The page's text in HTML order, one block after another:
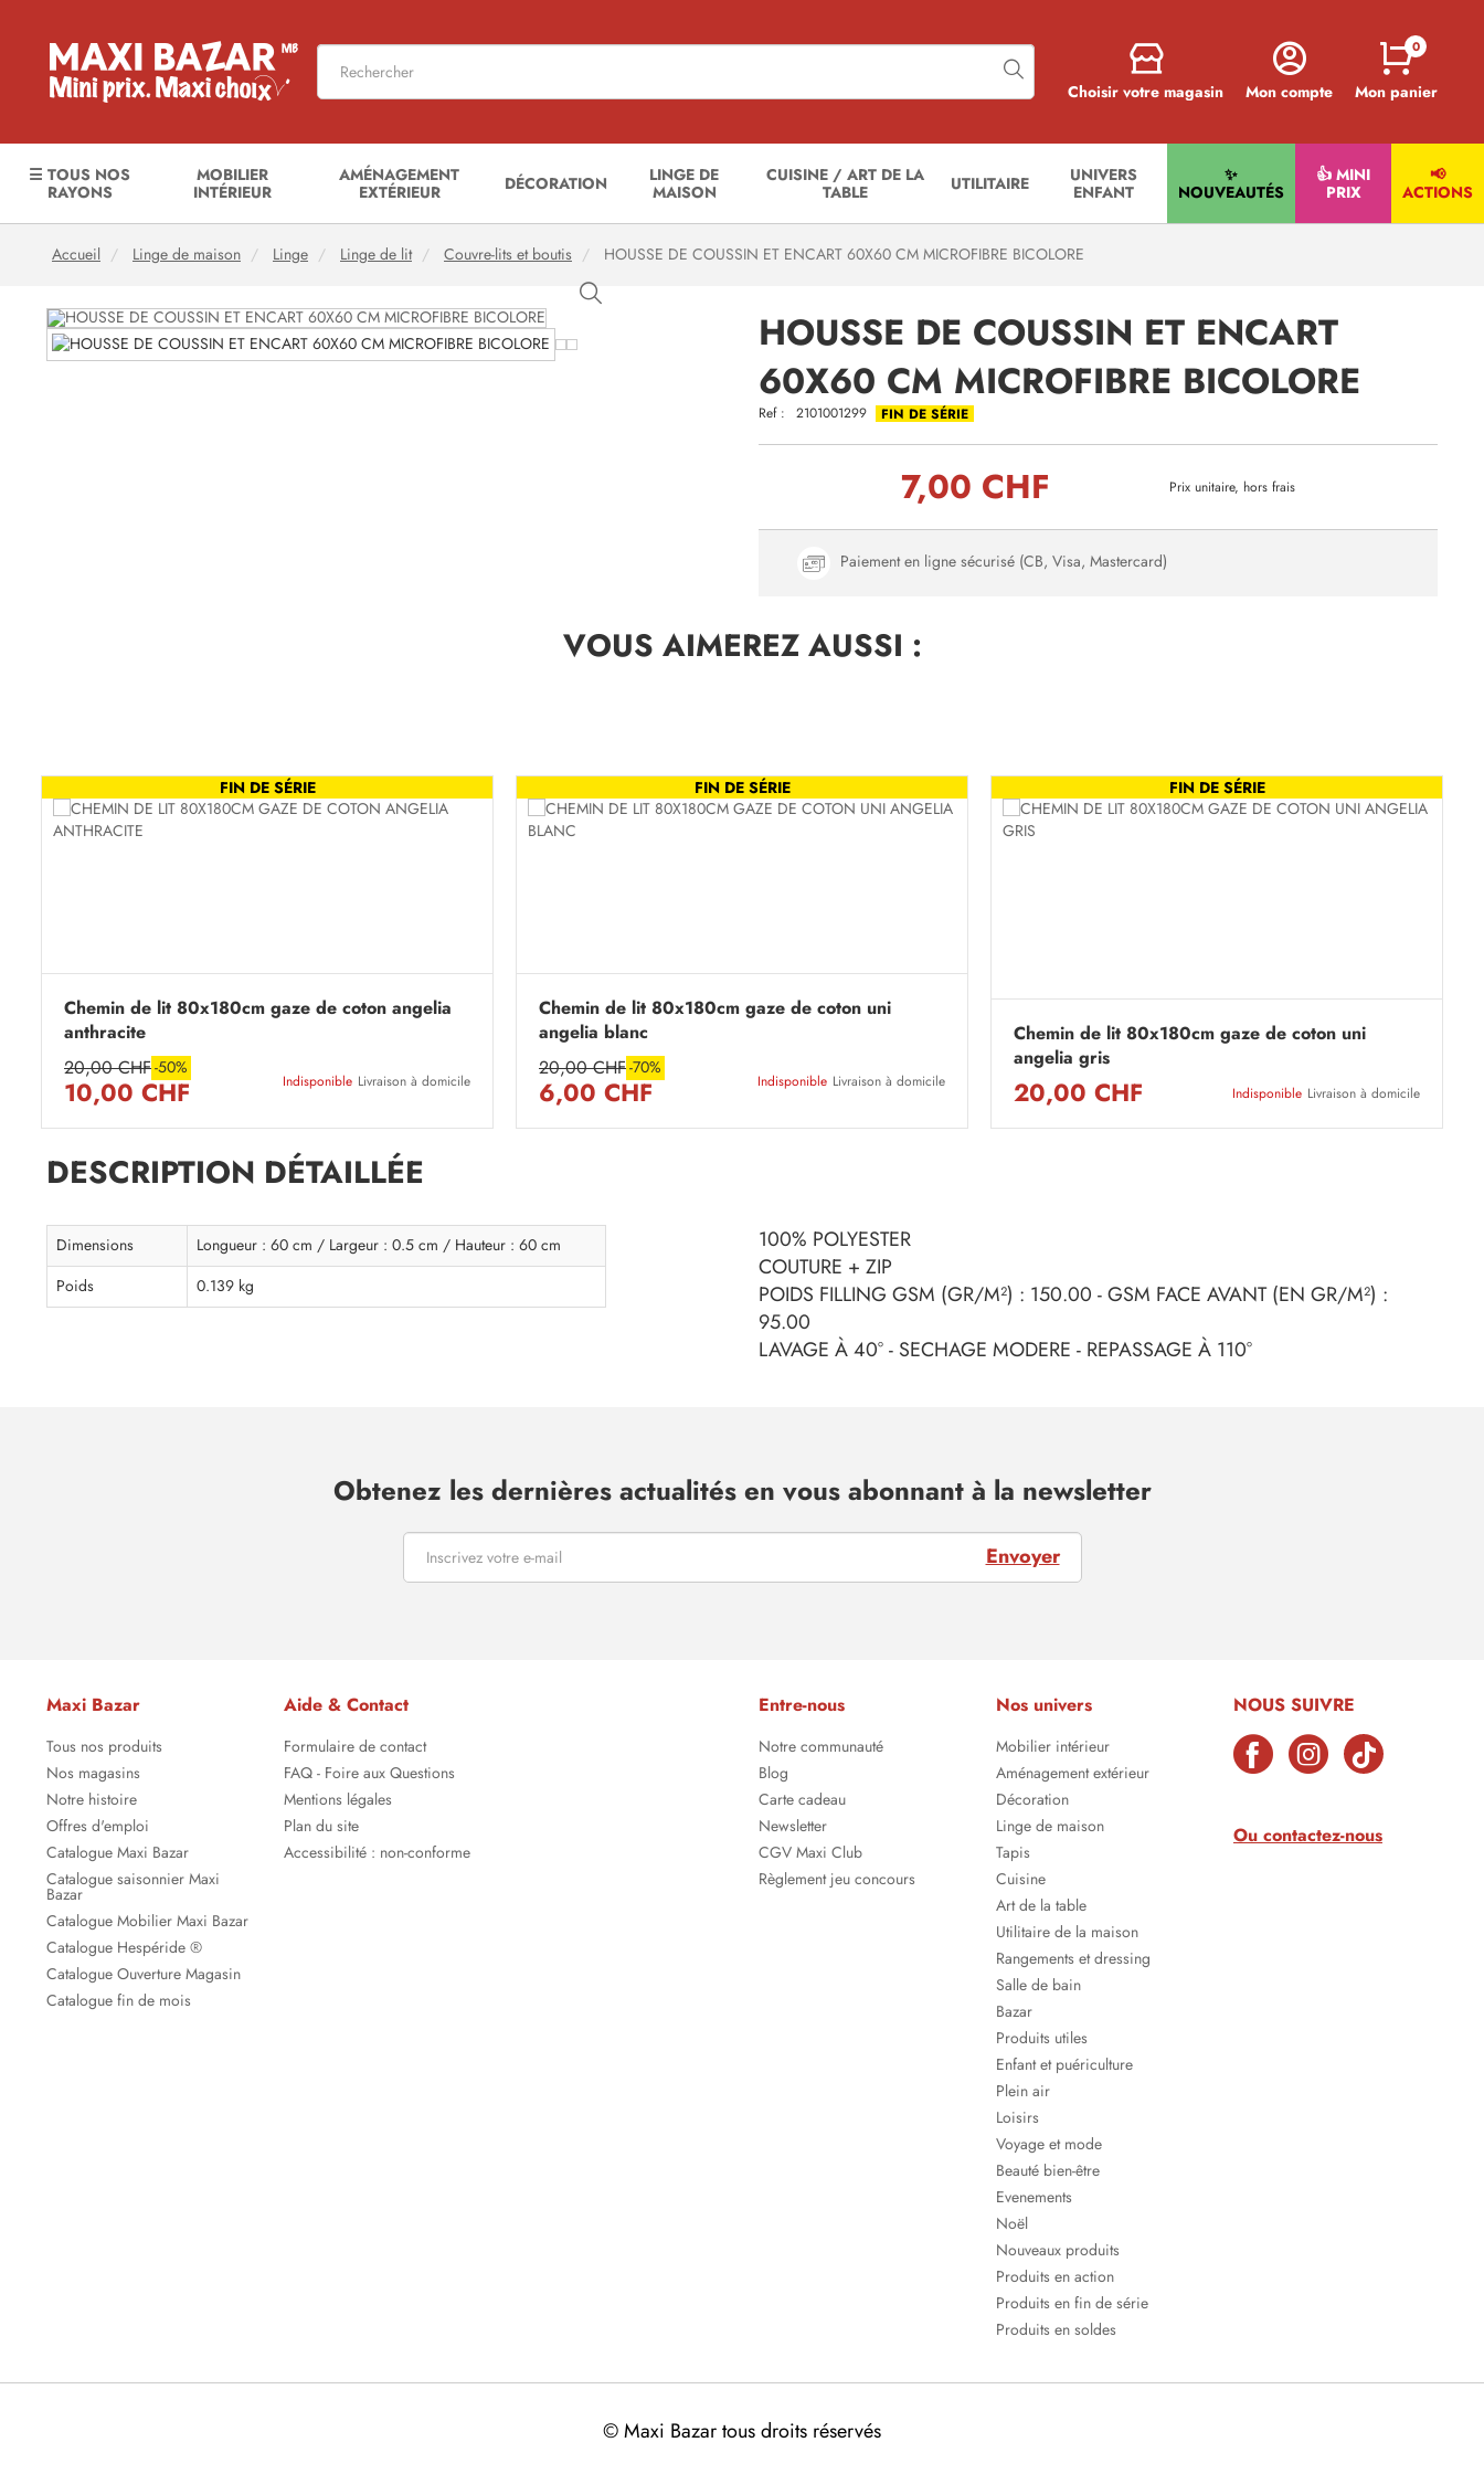
Choisir votre magasin Mon compte Mon panier
0
☰ TOUS NOS
RAYONS
MOBILIER
INTÉRIEUR
AMÉNAGEMENT
EXTÉRIEUR
DÉCORATION
LINGE DE
MAISON
CUISINE / ART DE LA
TABLE
UTILITAIRE
UNIVERS
ENFANT
✨
NOUVEAUTÉS
👍 MINI
PRIX
📢
ACTIONS
Accueil Linge de maison Linge Linge de lit Couvre-lits et boutis HOUSSE DE COUSSIN ET ENCART 60X60 CM MICROFIBRE BICOLORE
HOUSSE DE COUSSIN ET ENCART
60X60 CM MICROFIBRE BICOLORE
Ref : 2101001299 FIN DE SÉRIE
7,00 CHF Prix unitaire, hors frais
Paiement en ligne sécurisé (CB, Visa, Mastercard)
VOUS AIMEREZAUSSI :
FIN DE SÉRIE
Chemin de lit 80x180cm gaze de coton angelia
anthracite
20,00 CHF-50%
10,00 CHF Indisponible Livraison à domicile
FIN DE SÉRIE
Chemin de lit 80x180cm gaze de coton uni
angelia blanc
20,00 CHF-70%
6,00 CHF Indisponible Livraison à domicile
FIN DE SÉRIE
Chemin de lit 80x180cm gaze de coton uni
angelia gris
20,00 CHF Indisponible Livraison à domicile
DESCRIPTION DÉTAILLÉE
Dimensions
Longueur : 60 cm / Largeur : 0.5 cm / Hauteur : 60 cm
Poids
0.139 kg
100% POLYESTER
COUTURE + ZIP
POIDS FILLING GSM (GR/M²) : 150.00 - GSM FACE AVANT (EN GR/M²) :
95.00
LAVAGE À 40° - SECHAGE MODERE - REPASSAGE À 110°
Obtenez les dernières actualités en vous abonnant à la newsletter
Envoyer
Maxi Bazar
Tous nos produits
Nos magasins
Notre histoire
Offres d'emploi
Catalogue Maxi Bazar
Catalogue saisonnier Maxi
Bazar
Catalogue Mobilier Maxi Bazar
Catalogue Hespéride ®
Catalogue Ouverture Magasin
Catalogue fin de mois
Aide & Contact
Formulaire de contact
FAQ - Foire aux Questions
Mentions légales
Plan du site
Accessibilité : non-conforme
Entre-nous
Notre communauté
Blog
Carte cadeau
Newsletter
CGV Maxi Club
Règlement jeu concours
Nos univers
Mobilier intérieur
Aménagement extérieur
Décoration
Linge de maison
Tapis
Cuisine
Art de la table
Utilitaire de la maison
Rangements et dressing
Salle de bain
Bazar
Produits utiles
Enfant et puériculture
Plein air
Loisirs
Voyage et mode
Beauté bien-être
Evenements
Noël
Nouveaux produits
Produits en action
Produits en fin de série
Produits en soldes
NOUS SUIVRE
Ou contactez-nous
© Maxi Bazar tous droits réservés